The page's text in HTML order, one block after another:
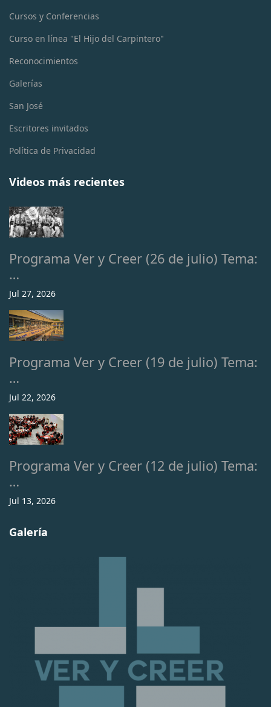
Cursos y Conferencias
Curso en línea "El Hijo del Carpintero"
Reconocimientos
Galerías
San José
Escritores invitados
Política de Privacidad
Videos más recientes
Programa Ver y Creer (26 de julio) Tema:
…
Jul 27, 2026
Programa Ver y Creer (19 de julio) Tema:
…
Jul 22, 2026
Programa Ver y Creer (12 de julio) Tema:
…
Jul 13, 2026
Galería